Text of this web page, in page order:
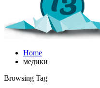
Home
медики
Browsing Tag